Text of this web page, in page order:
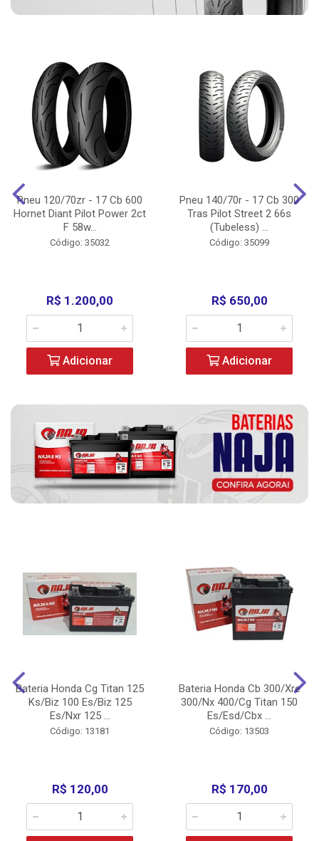
Pneu 120/70zr - 17 Cb 600
Hornet Diant Pilot Power 2ct
F 58w...
Código: 35032
R$ 1.200,00
Adicionar
Pneu 140/70r - 17 Cb 300
Tras Pilot Street 2 66s
(Tubeless) ...
Código: 35099
R$ 650,00
Adicionar
Bateria Honda Cg Titan 125
Ks/Biz 100 Es/Biz 125
Es/Nxr 125 ...
Código: 13181
R$ 120,00
Bateria Honda Cb 300/Xre
300/Nx 400/Cg Titan 150
Es/Esd/Cbx ...
Código: 13503
R$ 170,00